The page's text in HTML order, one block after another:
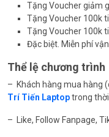
Tặng Voucher giảm
Tặng Voucher 100k
Tặng Voucher 100k
Đặc biệt. Miễn phí
Thể lệ chương trình
– Khách hàng mua hàng
Trí Tiến Laptoptrong
– Like, Follow Fanpage,